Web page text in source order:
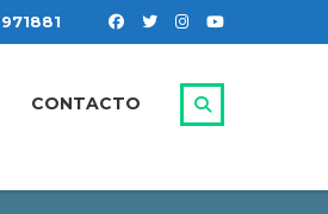
CONTACTO